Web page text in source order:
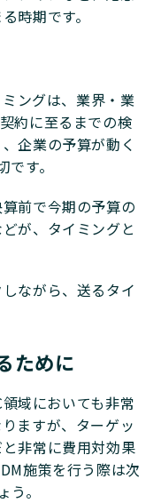
時期です。
ングは、業界・業
約に至るまでの検
企業の予算が動く
す。
前で今期の予算の
が、タイミングと
ながら、送るタイ
ために
域においても非常
ますが、ターゲッ
非常に費用対効果
施策を行う際は次
。